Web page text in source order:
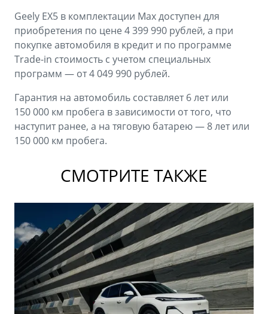
Geely EX5 в комплектации Max доступен для
приобретения по цене 4 399 990 рублей, а при
покупке автомобиля в кредит и по программе
Trade-in стоимость с учетом специальных
программ — от 4 049 990 рублей.
Гарантия на автомобиль составляет 6 лет или
150 000 км пробега в зависимости от того, что
наступит ранее, а на тяговую батарею — 8 лет или
150 000 км пробега.
СМОТРИТЕ ТАКЖЕ